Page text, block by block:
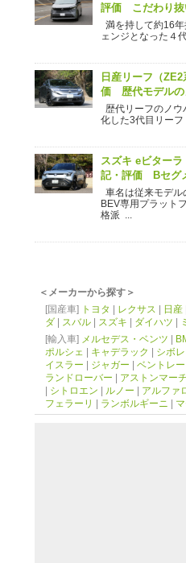
評価 こだわり抜
満を持して約16
ェンジとなった４
日産リーフ（
価 歴代モデルの
歴代リーフのノウ
化した3代目リー
スズキ eビター
記・評価 Bセグ
車名は従来モデル
BEV専用プラット
格派 ...
＜メーカーから探す＞
[国産車] トヨタ レクサス 日産
ダ
スバル スズキ ダイハツ
[輸入車] メルセデス・ベンツ
ポルシェ
キャデラック シボ
イスラー
ジャガー ベントレー
ランドローバー
アストンマー
シトロエン ルノー アルファ
フェラーリ
ランボルギーニ